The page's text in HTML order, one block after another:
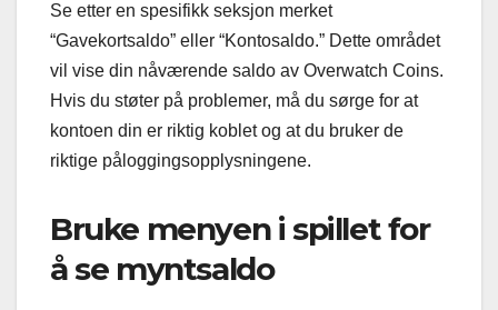
Se etter en spesifikk seksjon merket
“Gavekortsaldo” eller “Kontosaldo.” Dette området
vil vise din nåværende saldo av Overwatch Coins.
Hvis du støter på problemer, må du sørge for at
kontoen din er riktig koblet og at du bruker de
riktige påloggingsopplysningene.
Bruke menyen i spillet for
å se myntsaldo